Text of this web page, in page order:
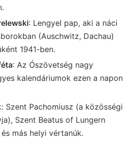
: Lengyel pap, aki a náci
(Auschwitz, Dachau)
1941-ben.
: Az Ószövetség nagy
kalendáriumok ezen a napon
Szent Pachomiusz (a közösségi
Szent Beatus of Lungern
más helyi vértanúk.